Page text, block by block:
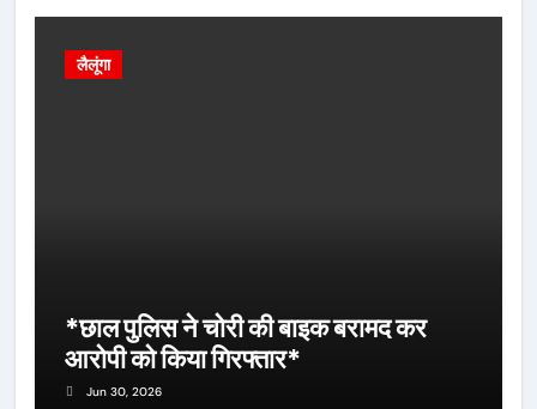
लैलूंगा
*छाल पुलिस ने चोरी की बाइक बरामद कर
आरोपी को किया गिरफ्तार*
Jun 30, 2026